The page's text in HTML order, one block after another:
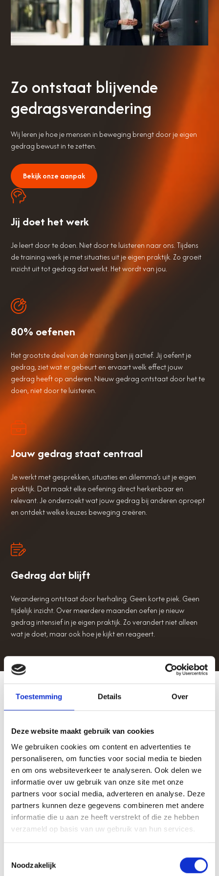
Toestemming Details Over
Deze website maakt gebruik van cookies
We gebruiken cookies om content en advertenties te
personaliseren, om functies voor social media te bieden
en om ons websiteverkeer te analyseren. Ook delen we
informatie over uw gebruik van onze site met onze
partners voor social media, adverteren en analyse. Deze
partners kunnen deze gegevens combineren met andere
informatie die u aan ze heeft verstrekt of die ze hebben
verzameld op basis van uw gebruik van hun services.
Noodzakelijk
Zo ontstaat blijvende
gedragsverandering
Wij leren je hoe je mensen in beweging brengt door je eigen
gedrag bewust in te zetten.
Bekijk onze aanpak
Jij doet het werk
Je leert door te doen. Niet door te luisteren naar ons. Tijdens
de training werk je met situaties uit je eigen praktijk. Zo groeit
inzicht uit tot gedrag dat werkt. Het wordt van jou.
80% oefenen
Het grootste deel van de training ben jij actief. Jij oefent je
gedrag, ziet wat er gebeurt en ervaart welk effect jouw
gedrag heeft op anderen. Nieuw gedrag ontstaat door het te
doen, niet door te luisteren.
Jouw gedrag staat centraal
Je werkt met gesprekken, situaties en dilemma’s uit je eigen
praktijk. Dat maakt elke oefening direct herkenbaar en
relevant. Je onderzoekt wat jouw gedrag bij anderen oproept
en ontdekt welke keuzes beweging creëren.
Gedrag dat blijft
Verandering ontstaat door herhaling. Geen korte piek. Geen
tijdelijk inzicht. Over meerdere maanden oefen je nieuw
gedrag intensief in je eigen praktijk. Zo verandert niet alleen
wat je doet, maar ook hoe je kijkt en reageert.
Gedragsverandering in jouw
sector
Elke omgeving vraagt om ander gedrag. Zie hier hoe gedrag
invloed heeft op samenwerking, besluitvorming en resultaat in
jouw sector.
Meer informatie